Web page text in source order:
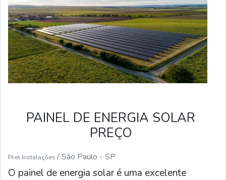
PAINEL DE ENERGIA SOLAR
PREÇO
Prel Instalações / São Paulo - SP
O painel de energia solar é uma excelente